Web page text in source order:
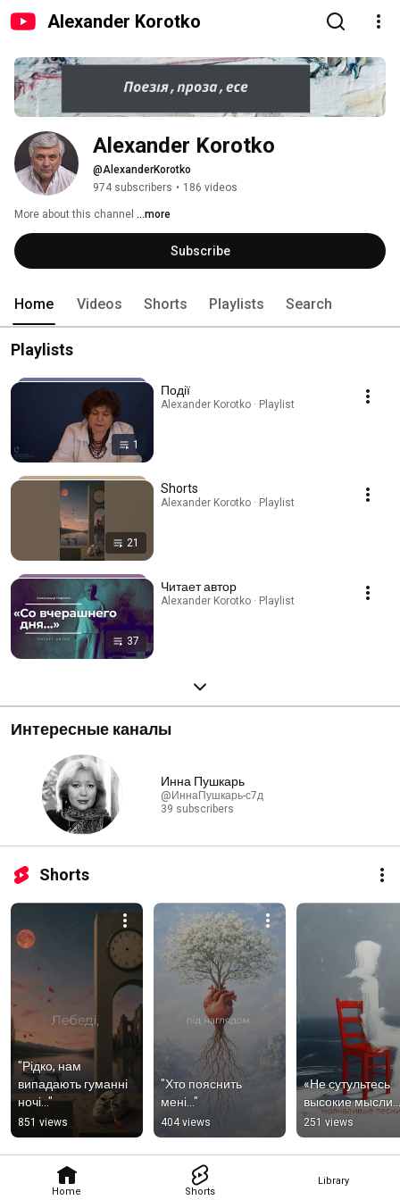
Alexander Korotko
Home Shorts
Library
Alexander Korotko
@AlexanderKorotko
974 subscribers • 186 videos
More about this channel ...more
Subscribe
Home Videos Shorts Playlists Search
Playlists
1
Події
Alexander Korotko · Playlist
21
Shorts
Alexander Korotko · Playlist
37
Читает автор
Alexander Korotko · Playlist
Интересные каналы
Инна Пушкарь
@ИннаПушкарь-с7д
39 subscribers
Shorts
"Рідко, нам
випадають гуманні
ночі..."
851 views
"Хто пояснить
мені..."
404 views
«Не сутультесь
высокие
251 views